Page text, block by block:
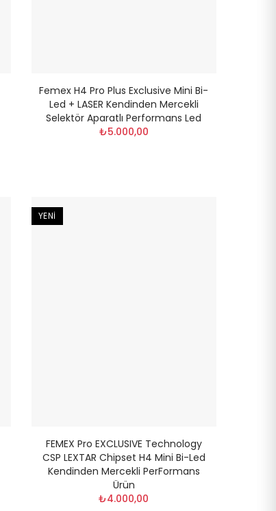
Femex H4 Pro Plus Exclusive Mini Bi-
Led + LASER Kendinden Mercekli
Selektör Aparatlı Performans Led
₺5.000,00
YENI
FEMEX Pro EXCLUSIVE Technology
CSP LEXTAR Chipset H4 Mini Bi-Led
Kendinden Mercekli PerFormans
Ürün
₺4.000,00